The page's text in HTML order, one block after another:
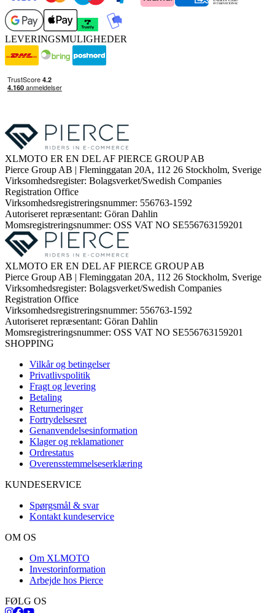
LEVERINGSMULIGHEDER
XLMOTO ER EN DEL AF PIERCE GROUP AB
Pierce Group AB | Fleminggatan 20A, 112 26 Stockholm, Sverige
Virksomhedsregister: Bolagsverket/Swedish Companies
Registration Office
Virksomhedsregistreringsnummer: 556763-1592
Autoriseret repræsentant: Göran Dahlin
Momsregistreringsnummer: OSS VAT NO SE556763159201
XLMOTO ER EN DEL AF PIERCE GROUP AB
Pierce Group AB | Fleminggatan 20A, 112 26 Stockholm, Sverige
Virksomhedsregister: Bolagsverket/Swedish Companies
Registration Office
Virksomhedsregistreringsnummer: 556763-1592
Autoriseret repræsentant: Göran Dahlin
Momsregistreringsnummer: OSS VAT NO SE556763159201
SHOPPING
Vilkår og betingelser
Privatlivspolitik
Fragt og levering
Betaling
Returneringer
Fortrydelsesret
Genanvendelsesinformation
Klager og reklamationer
Ordrestatus
Overensstemmelseserklæring
KUNDESERVICE
Spørgsmål & svar
Kontakt kundeservice
OM OS
Om XLMOTO
Investorinformation
Arbejde hos Pierce
FØLG OS